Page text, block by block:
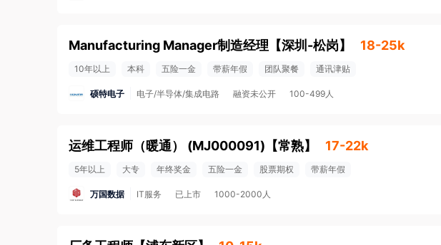
Manufacturing Manager制造经理 【深圳-松岗】 18-25k
10年以上 本科 五险一金 带薪年假 团队聚餐 通讯津贴
硕特电子 电子/半导体/集成电路 融资未公开 100-499人
运维工程师（暖通） (MJ000091) 【常熟】 17-22k
5年以上 大专 年终奖金 五险一金 股票期权 带薪年假
万国数据 IT服务 已上市 1000-2000人